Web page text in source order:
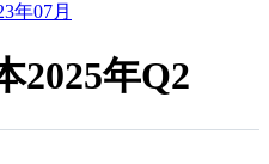
年07月
2025年Q2